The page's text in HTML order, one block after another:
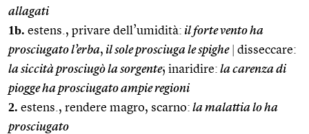
allagati
1b. estens., privare dell’umidità: il forte vento ha
prosciugato l’erba, il sole prosciuga le spighe
disseccare:
la siccità prosciugò la sorgente; inaridire: la carenza di
piogge ha prosciugato ampie regioni
2. estens., rendere magro, scarno: la malattia lo ha
prosciugato